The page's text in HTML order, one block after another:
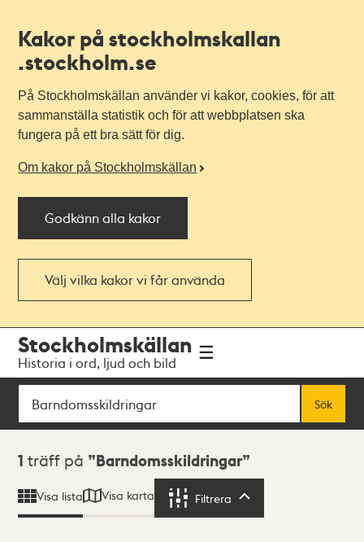
Kakor på stockholmskallan
.stockholm.se
På Stockholmskällan använder vi kakor, cookies, för att
sammanställa statistik och för att webbplatsen ska
fungera på ett bra sätt för dig.
Om kakor på Stockholmskällan
Godkänn alla kakor
Välj vilka kakor vi får använda
navigationen
huvudinnehållet
Stockholmskällan
Historia i ord, ljud och bild
Sök
Sök
Sökresultat
1 träff på Barndomsskildringar
Visa lista Visa karta Filtrera